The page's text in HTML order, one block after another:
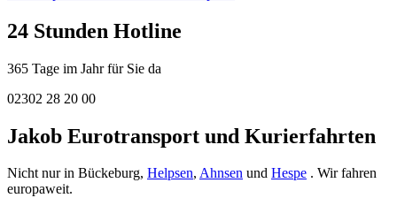
24 Stunden Hotline
365 Tage im Jahr für Sie da
02302 28 20 00
Jakob Eurotransport und Kurierfahrten
Nicht nur in Bückeburg, Helpsen, Ahnsen und Hespe . Wir fahren
europaweit.